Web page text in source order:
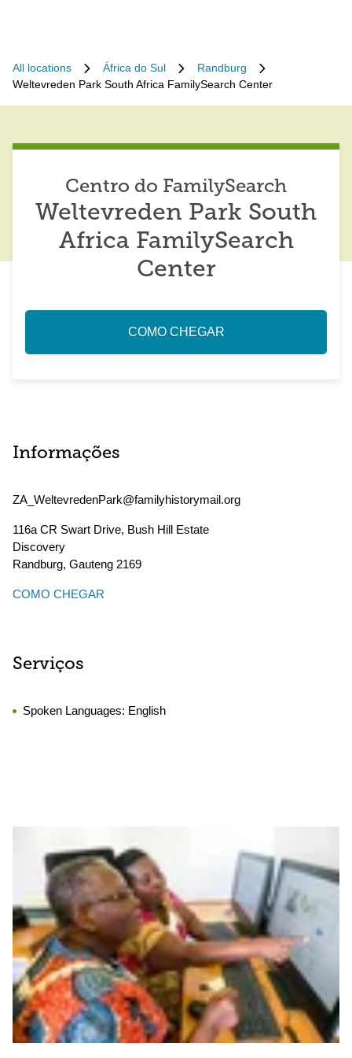
All locations África do Sul
Randburg
Weltevreden Park South Africa FamilySearch Center
Centro do FamilySearch
Weltevreden Park South
Africa FamilySearch
Center
COMO CHEGAR
Informações
ZA_WeltevredenPark@familyhistorymail.org
116a CR Swart Drive, Bush Hill Estate
Discovery
Randburg, Gauteng 2169
COMO CHEGAR
Serviços
Spoken Languages: English